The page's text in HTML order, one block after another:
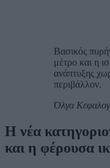
Βασικός
μέτρο και η
ανάπτυξης
περιβάλλον.
Όλγα
Η νέα
και η φέρουσα